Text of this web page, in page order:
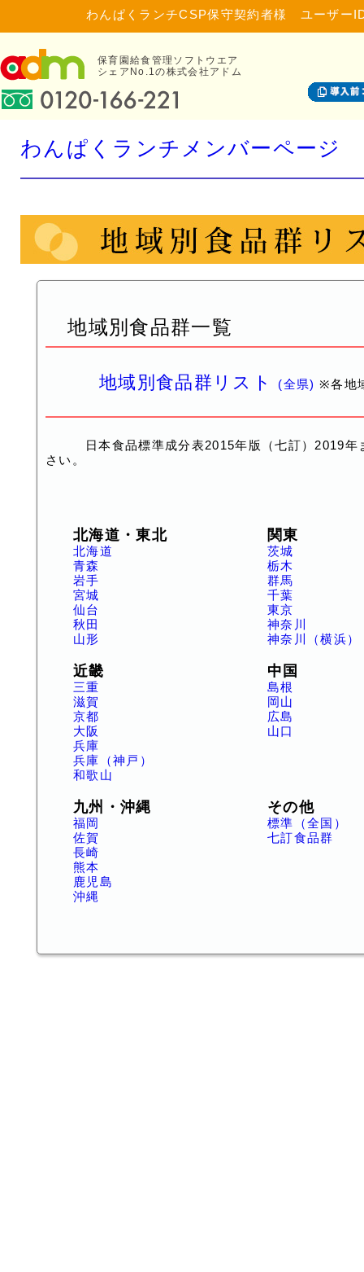
わんぱくランチCSP保守契約者様 ユーザー
保育園給食管理ソフトウエア
シェアNo.1の株式会社アドム
わんぱくランチメンバーページ
地域別食品群一覧
地域別食品群リスト (全県) ※各地
日本食品標準成分表2015年版（七訂）2019年ま
さい。
北海道・東北
北海道
青森
岩手
宮城
仙台
秋田
山形
関東
茨城
栃木
群馬
千葉
東京
神奈川
神奈川（横浜）
近畿
三重
滋賀
京都
大阪
兵庫
兵庫（神戸）
和歌山
中国
島根
岡山
広島
山口
九州・沖縄
福岡
佐賀
長崎
熊本
鹿児島
沖縄
その他
標準（全国）
七訂食品群